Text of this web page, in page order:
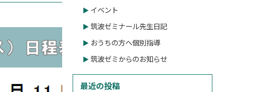
イベント
筑波ゼミナール先生日記
おうちの方へ個別指導
筑波ゼミからのお知らせ
最近の投稿